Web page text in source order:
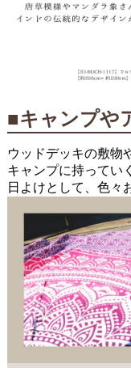
■キャンプや
ウッドデッキの敷物
キャンプに持ってい
日よけとして、色々